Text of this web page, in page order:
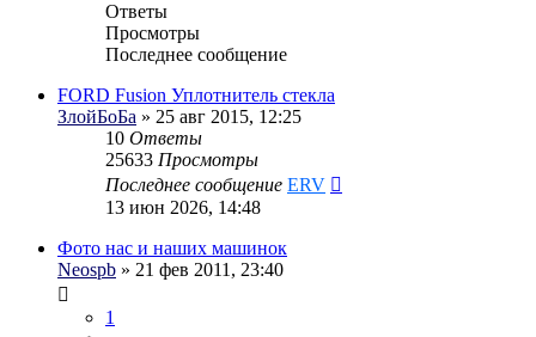
Ответы
Просмотры
Последнее сообщение
FORD Fusion Уплотнитель стекла
ЗлойБоБа » 25 авг 2015, 12:25
10 Ответы
25633 Просмотры
Последнее сообщение ERV
13 июн 2026, 14:48
Фото нас и наших машинок
Neospb » 21 фев 2011, 23:40
1